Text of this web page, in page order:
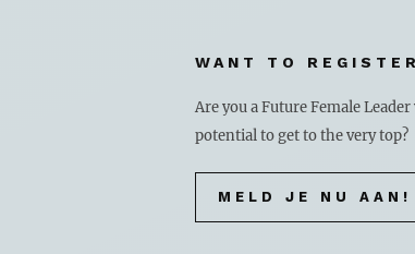
WANT TO
Are you a Future Female
potential to get to the very top?
MELD JE NU AAN!